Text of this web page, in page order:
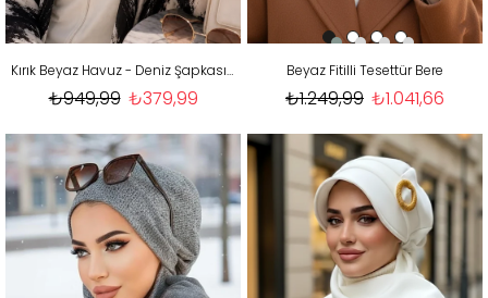
Kırık Beyaz Havuz - Deniz Şapkası / Mayo Üstüne Kullanılabilir
₺379,99
₺949,99
Beyaz Fitilli Tesettür Bere
₺1.041,66
₺1.249,99